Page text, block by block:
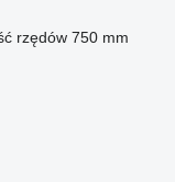
rzędów 750 mm